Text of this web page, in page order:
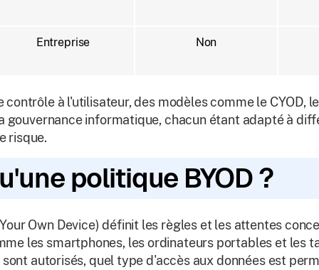
Entreprise Non
contrôle à l'utilisateur, des modèles comme le CYOD,
gouvernance informatique, chacun étant adapté à
risque.
politique BYOD ?
Own Device) définit les règles et les attentes
les smartphones, les ordinateurs portables et les
autorisés, quel type d'accès aux données est